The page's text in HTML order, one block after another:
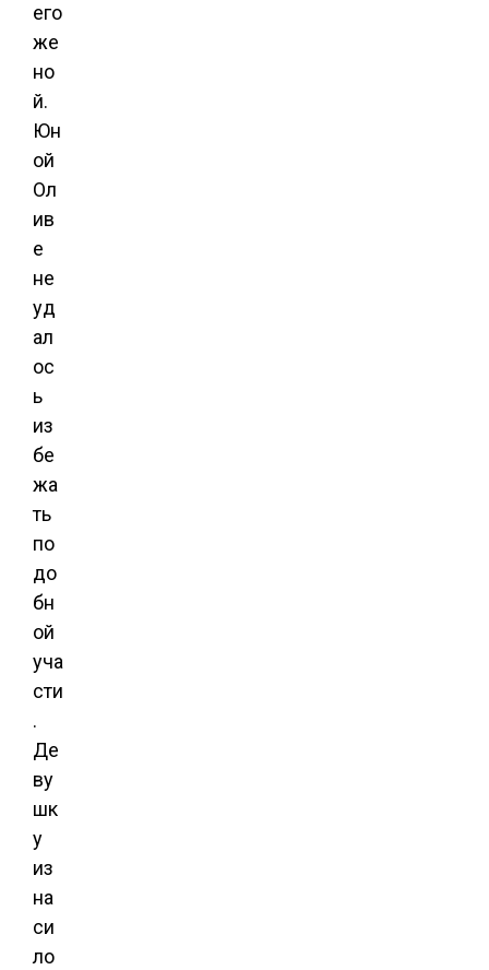
его
же
но
й.
Юн
ой
Ол
ив
е
не
уд
ал
ос
ь
из
бе
жа
ть
по
до
бн
ой
уча
сти
.
Де
ву
шк
у
из
на
си
ло